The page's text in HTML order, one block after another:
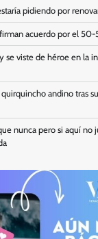
pidiendo por
acuerdo por el
se viste de héroe en la
quirquincho andino tras
nunca pero si aquí no